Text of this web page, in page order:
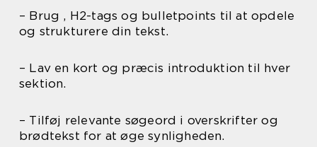
– Brug , H2-tags og bulletpoints til at opdele
og strukturere din tekst.
– Lav en kort og præcis introduktion til hver
sektion.
– Tilføj relevante søgeord i overskrifter og
brødtekst for at øge synligheden.